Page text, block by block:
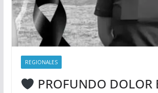
REGIONALES
PROFUNDO DOLOR